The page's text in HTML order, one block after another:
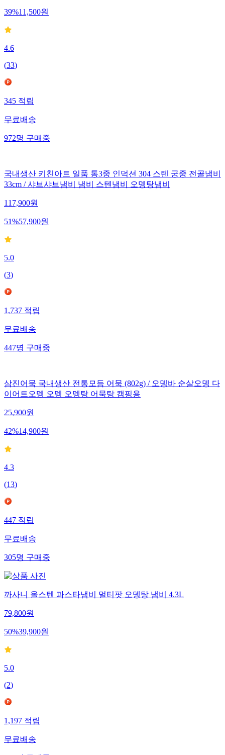
39%11,500원
4.6
(33)
345적립
무료배송
972명구매중
국내생산 키친아트 일품 통3중 인덕션 304 스텐 궁중 전골냄비
33cm / 샤브샤브냄비 냄비 스텐냄비 오뎅탕냄비
117,900원
51%57,900원
5.0
(3)
1,737적립
무료배송
447명구매중
삼진어묵 국내생산 전통모듬 어묵 (802g) / 오뎅바 순살오뎅 다
이어트오뎅 오뎅 오뎅탕 어묵탕 캠핑용
25,900원
42%14,900원
4.3
(13)
447적립
무료배송
305명구매중
까사니 올스텐 파스타냄비 멀티팟 오뎅탕 냄비 4.3L
79,800원
50%39,900원
5.0
(2)
1,197적립
무료배송